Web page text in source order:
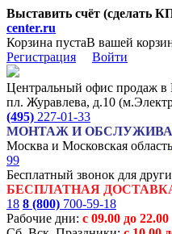
Выставить счёт (сделать
center.ru
Корзина пустаВ вашей
Регистрация
Войти
Центральный офис продаж в
пл. Журавлева, д.10
(495) 227-01-33
МОНТАЖ И
Москва и Московская область
99
Бесплатный звонок для
БЕСПЛАТНАЯ
18 8 (800) 700-59-18
Рабочие дни: с 09.00 до 22.00